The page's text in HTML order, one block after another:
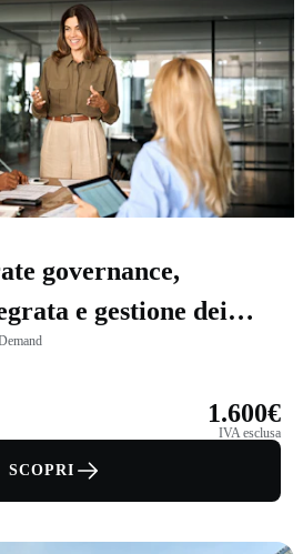
governance,
e gestione dei
1.600€
IVA esclusa
SCOPRI